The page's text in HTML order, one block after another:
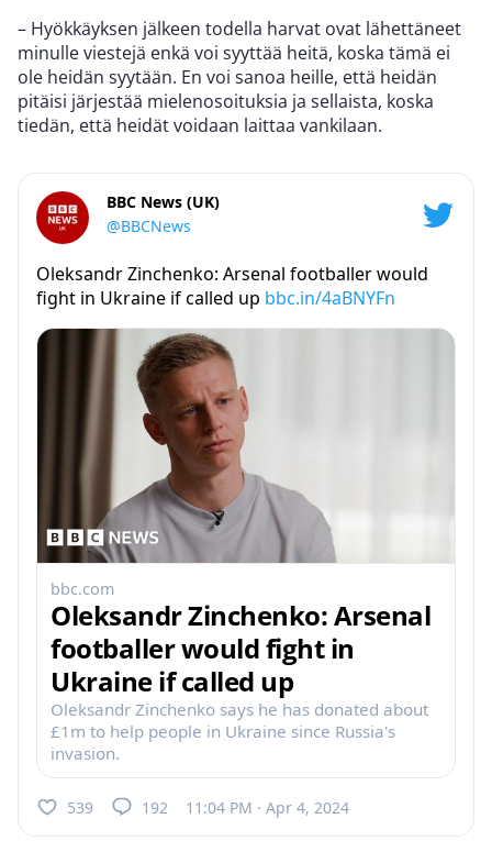
– Hyökkäyksen jälkeen todella harvat ovat lähettäneet
minulle viestejä enkä voi syyttää heitä, koska tämä ei
ole heidän syytään. En voi sanoa heille, että heidän
pitäisi järjestää mielenosoituksia ja sellaista, koska
tiedän, että heidät voidaan laittaa vankilaan.
BBC News (UK)
@BBCNews
Oleksandr Zinchenko: Arsenal footballer would
fight in Ukraine if called up bbc.in/4aBNYFn
bbc.com
Oleksandr Zinchenko: Arsenal
footballer would fight in
Ukraine if called up
Oleksandr Zinchenko says he has donated about
£1m to help people in Ukraine since Russia's
invasion.
539 192 11:04 PM · Apr 4, 2024